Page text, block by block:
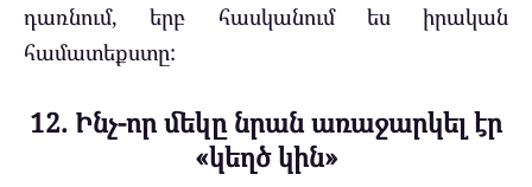
դառնում, երբ հասկանում ես իրական
համատեքստը:
12. Ինչ-որ մեկը նրան առաջարկել էր
«կեղծ կին»